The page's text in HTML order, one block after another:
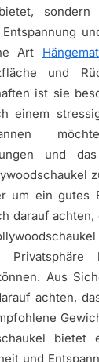
Art
und
ist sie
einem
und
um ein gutes
darauf achten,
Aus
achten,
bietet
und